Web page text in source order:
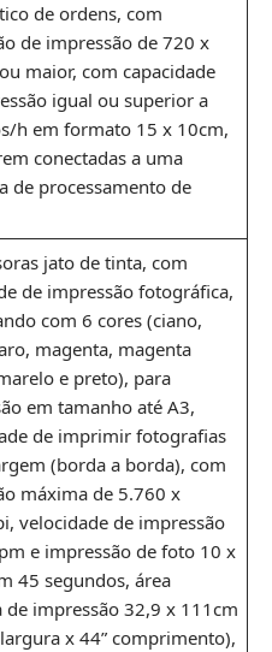
de ordens, com
de impressão de 720 x
maior, com capacidade
igual ou superior a
h em formato 15 x 10cm,
conectadas a uma
de processamento de
jato de tinta, com
de impressão fotográfica,
com 6 cores (ciano,
magenta, magenta
e preto), para
em tamanho até A3,
de imprimir fotografias
(borda a borda), com
máxima de 5.760 x
velocidade de impressão
e impressão de foto 10 x
45 segundos, área
de impressão 32,9 x 111cm
x 44” comprimento),